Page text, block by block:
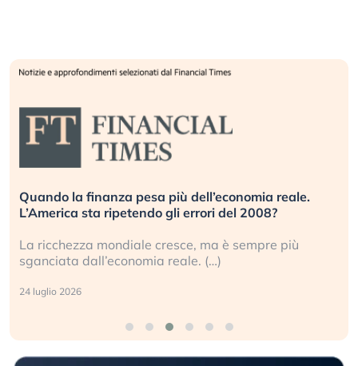
Quando la finanza pesa più dell’economia reale.
L’America sta ripetendo gli errori del 2008?
La ricchezza mondiale cresce, ma è sempre più
sganciata dall’economia reale. (…)
24 luglio 2026